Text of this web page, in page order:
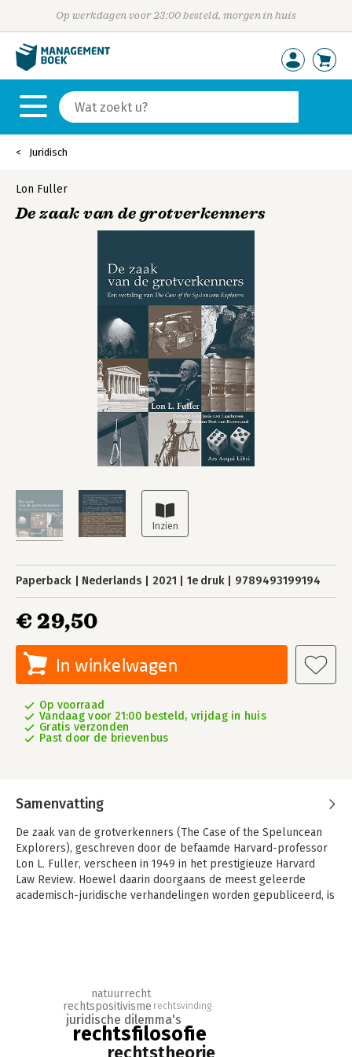
Op werkdagen voor 23:00 besteld, morgen in huis
Juridisch
Lon Fuller
De zaak van de grotverkenners
Paperback Nederlands 2021 1e druk 9789493199194
€ 29,50
In winkelwagen
Op voorraad
Vandaag voor 21:00 besteld, vrijdag in huis
Gratis verzonden
Past door de brievenbus
Samenvatting
De zaak van de grotverkenners (The Case of the Speluncean
Explorers), geschreven door de befaamde Harvard-professor
Lon L. Fuller, verscheen in 1949 in het prestigieuze Harvard
Law Review. Hoewel daarin doorgaans de meest geleerde
academisch-juridische verhandelingen worden gepubliceerd, is
de Nederlandse vertaling.
In de verre toekomst, in het land Newgarth, raken vijf
grotverkenners vanwege een aardverschuiving opgesloten in
een afgelegen grot. Met de grootste moeite worden zij, ruim
rechtsfilosofie
rechtstheorie
juridische dilemma's
rechtspositivisme
natuurrecht
rechtsvinding